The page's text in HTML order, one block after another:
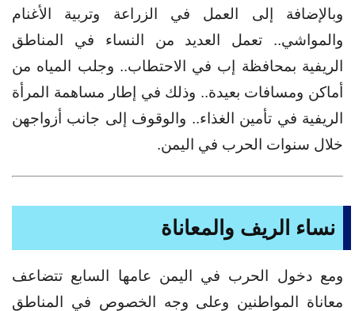
وبالإضافة إلى العمل في الزراعة وتربية الأغنام
والمواشي.. تعمل العديد من النساء في المناطق
الريفية بمحافظة إب في الاحتطاب.. وجلب المياه من
أماكن ومسافات بعيدة.. وذلك في إطار مساهمة المرأة
الريفية في تأمين الغذاء.. والوقوف إلى جانب أزواجهن
خلال سنوات الحرب في اليمن.
نساء الريف والمعاناة
ومع دخول الحرب في اليمن عامها السابع تتضاعف
معاناة المواطنين وعلى وجه الخصوص في المناطق